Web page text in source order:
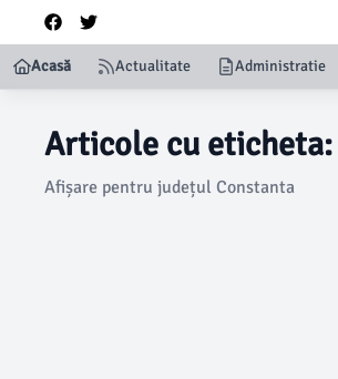
Acasă Actualitate Administratie
Articole cu eticheta:
Afișare pentru județul Constanta